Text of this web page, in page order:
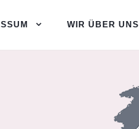
WIR ÜBER UNS